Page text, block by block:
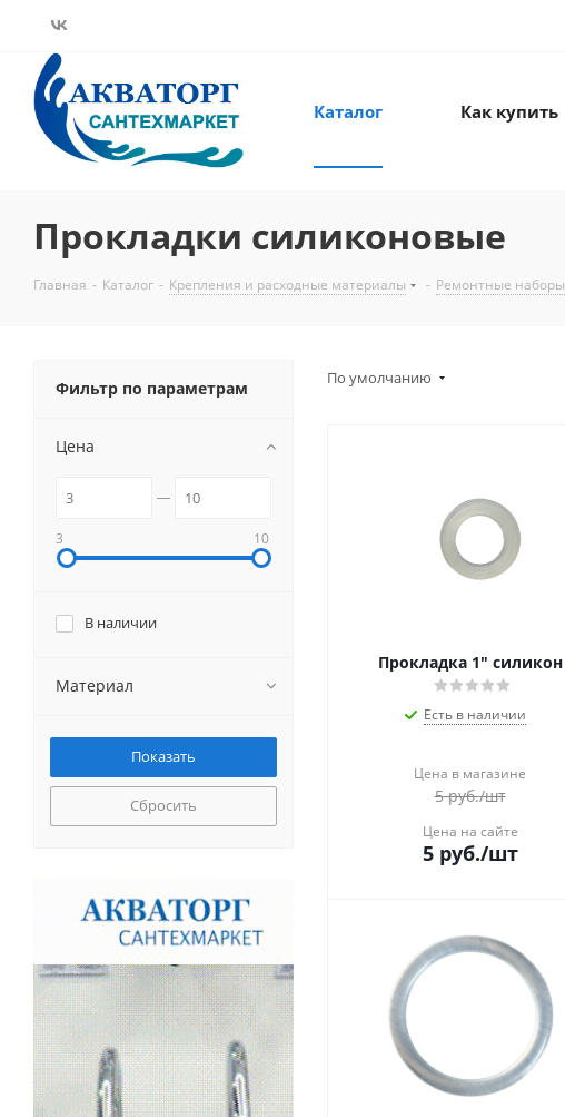
Каталог Как купить
Прокладки силиконовые
Главная - Каталог - Крепления и расходные материалы - Ремонтные наборы
По умолчанию
Прокладка 1" силикон
Есть в наличии
Цена в магазине
5руб./шт
Цена на сайте
5руб./шт
Фильтр по параметрам
Цена
3 10
В наличии
Материал
Сбросить